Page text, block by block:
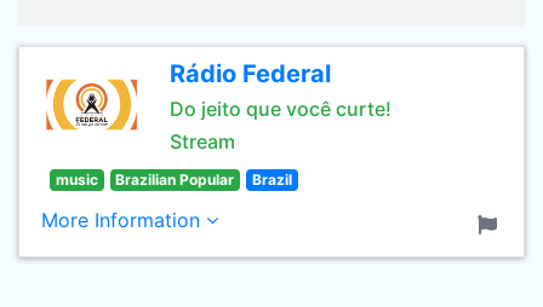
Rádio Federal
Do jeito que você curte!
Stream
music Brazilian Popular Brazil
More Information